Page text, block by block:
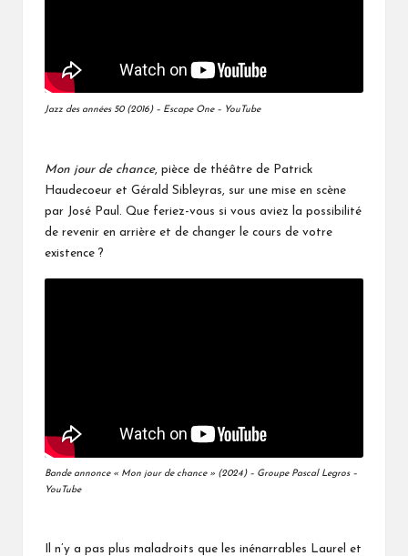
Jazz des années 50 (2016) – Escape One – YouTube
Mon jour de chance, pièce de théâtre de Patrick
Haudecoeur et Gérald Sibleyras, sur une mise en scène
par José Paul. Que feriez-vous si vous aviez la possibilité
de revenir en arrière et de changer le cours de votre
existence ?
Bande annonce « Mon jour de chance » (2024) – Groupe Pascal Legros –
YouTube
Il n’y a pas plus maladroits que les inénarrables Laurel et